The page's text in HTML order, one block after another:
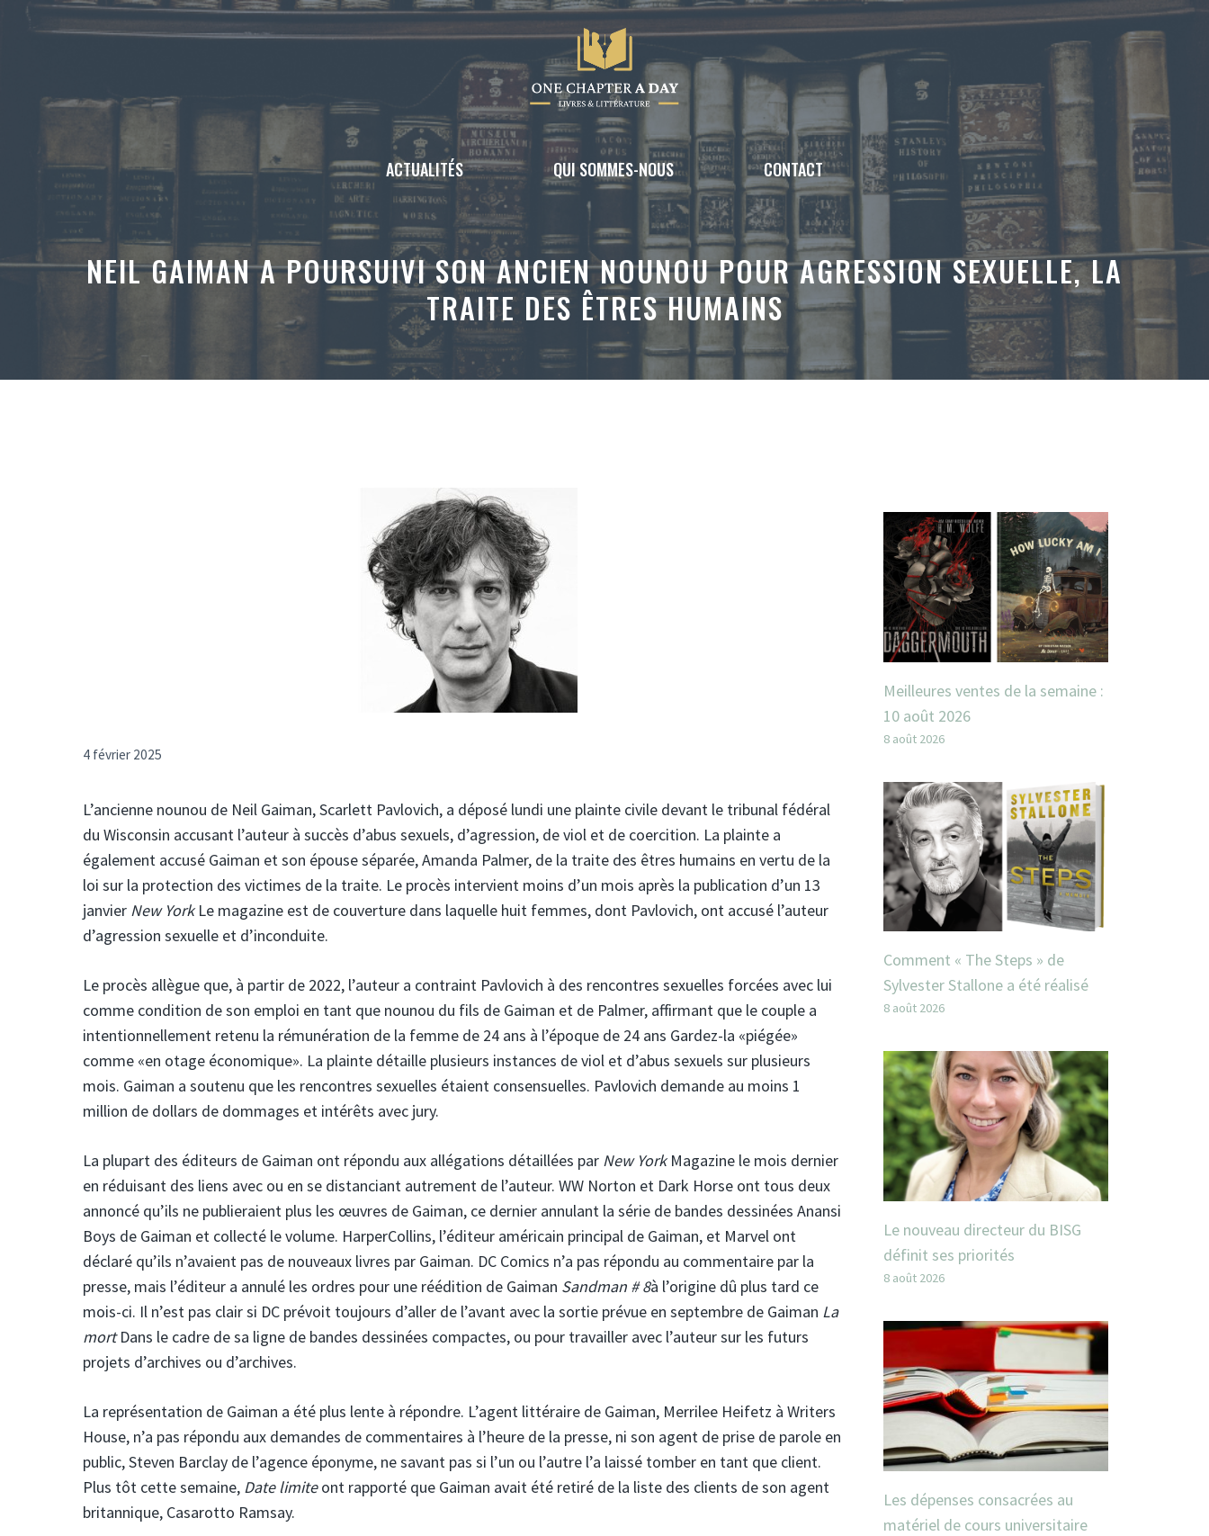
Aller
ACTUALITÉS QUI SOMMES-NOUS CONTACT
NEIL GAIMAN A POURSUIVI SON ANCIEN NOUNOU POUR AGRESSION SEXUELLE, LA
TRAITE DES ÊTRES HUMAINS
4 février 2025
L’ancienne nounou de Neil Gaiman, Scarlett Pavlovich, a déposé lundi une plainte civile devant le tribunal fédéral
du Wisconsin accusant l’auteur à succès d’abus sexuels, d’agression, de viol et de coercition. La plainte a
également accusé Gaiman et son épouse séparée, Amanda Palmer, de la traite des êtres humains en vertu de la
loi sur la protection des victimes de la traite. Le procès intervient moins d’un mois après la publication d’un 13
janvier New YorkLe magazine est de couverture dans laquelle huit femmes, dont Pavlovich, ont accusé l’auteur
d’agression sexuelle et d’inconduite.
Le procès allègue que, à partir de 2022, l’auteur a contraint Pavlovich à des rencontres sexuelles forcées avec lui
comme condition de son emploi en tant que nounou du fils de Gaiman et de Palmer, affirmant que le couple a
intentionnellement retenu la rémunération de la femme de 24 ans à l’époque de 24 ans Gardez-la «piégée»
comme «en otage économique». La plainte détaille plusieurs instances de viol et d’abus sexuels sur plusieurs
mois. Gaiman a soutenu que les rencontres sexuelles étaient consensuelles. Pavlovich demande au moins 1
million de dollars de dommages et intérêts avec jury.
La plupart des éditeurs de Gaiman ont répondu aux allégations détaillées par New YorkMagazine le mois dernier
en réduisant des liens avec ou en se distanciant autrement de l’auteur. WW Norton et Dark Horse ont tous deux
annoncé qu’ils ne publieraient plus les œuvres de Gaiman, ce dernier annulant la série de bandes dessinées Anansi
Boys de Gaiman et collecté le volume. HarperCollins, l’éditeur américain principal de Gaiman, et Marvel ont
déclaré qu’ils n’avaient pas de nouveaux livres par Gaiman. DC Comics n’a pas répondu au commentaire par la
presse, mais l’éditeur a annulé les ordres pour une réédition de Gaiman Sandman # 8à l’origine dû plus tard ce
mois-ci. Il n’est pas clair si DC prévoit toujours d’aller de l’avant avec la sortie prévue en septembre de Gaiman La
mortDans le cadre de sa ligne de bandes dessinées compactes, ou pour travailler avec l’auteur sur les futurs
projets d’archives ou d’archives.
La représentation de Gaiman a été plus lente à répondre. L’agent littéraire de Gaiman, Merrilee Heifetz à Writers
House, n’a pas répondu aux demandes de commentaires à l’heure de la presse, ni son agent de prise de parole en
public, Steven Barclay de l’agence éponyme, ne savant pas si l’un ou l’autre l’a laissé tomber en tant que client.
Plus tôt cette semaine, Date limiteont rapporté que Gaiman avait été retiré de la liste des clients de son agent
britannique, Casarotto Ramsay.
Meilleures ventes de la semaine :
10 août 2026
8 août 2026
Comment « The Steps » de
Sylvester Stallone a été réalisé
8 août 2026
Le nouveau directeur du BISG
définit ses priorités
8 août 2026
Les dépenses consacrées au
matériel de cours universitaire